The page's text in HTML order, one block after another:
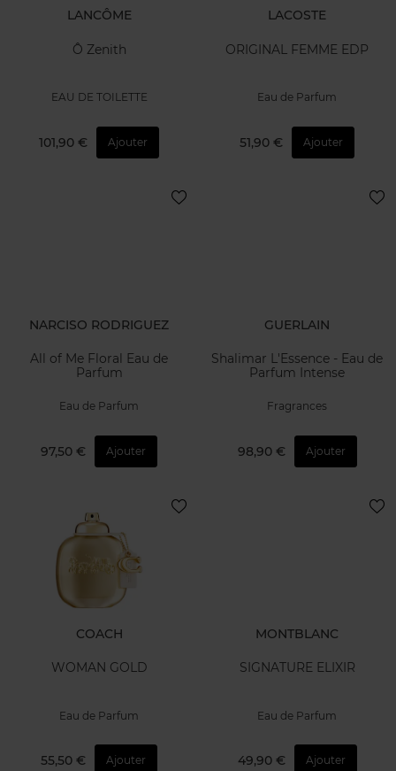
LANCÔME
Ô Zenith
EAU DE TOILETTE
101,90 € Ajouter
LACOSTE
ORIGINAL FEMME EDP
Eau de Parfum
51,90 € Ajouter
NARCISO RODRIGUEZ
All of Me Floral Eau de
Parfum
Eau de Parfum
97,50 € Ajouter
GUERLAIN
Shalimar L'Essence - Eau de
Parfum Intense
Fragrances
98,90 € Ajouter
COACH
WOMAN GOLD
Eau de Parfum
55,50 € Ajouter
MONTBLANC
SIGNATURE ELIXIR
Eau de Parfum
49,90 € Ajouter